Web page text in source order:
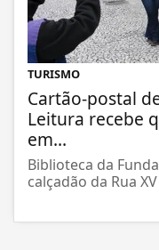
TURISMO
Cartão-postal
Leitura recebe
em...
Biblioteca da
calçadão da Rua